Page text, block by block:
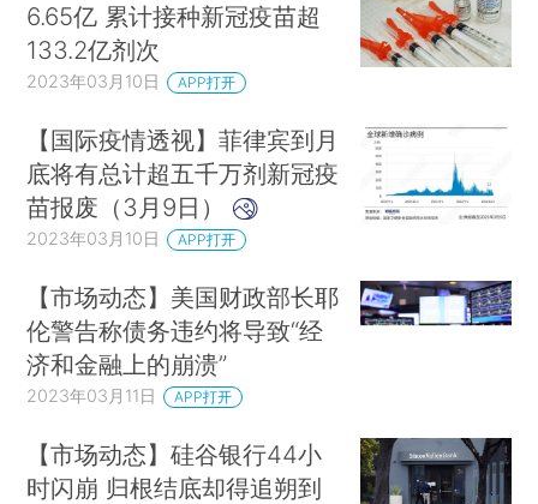
6.65亿 累计接种新冠疫苗超
133.2亿剂次
2023年03月10日 APP打开
【国际疫情透视】菲律宾到月
底将有总计超五千万剂新冠疫
苗报废（3月9日）
2023年03月10日 APP打开
【市场动态】美国财政部长耶
伦警告称债务违约将导致“经
济和金融上的崩溃”
2023年03月11日 APP打开
【市场动态】硅谷银行44小
时闪崩 归根结底却得追朔到